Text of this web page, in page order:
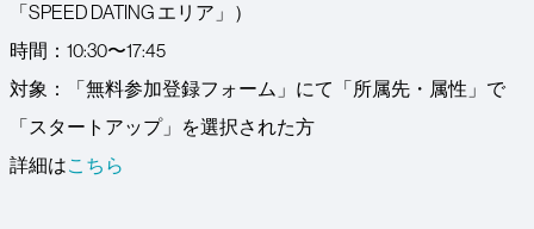
「SPEED DATING エリア」）
時間：10:30〜17:45
対象：「無料参加登録フォーム」にて「所属先・属性」で
「スタートアップ」を選択された方
詳細はこちら